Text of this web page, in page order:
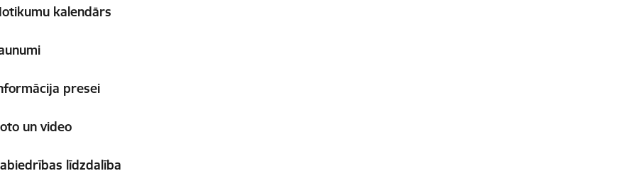
kalendārs
presei
un video
līdzdalība